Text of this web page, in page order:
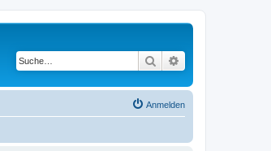
Suche
Anmelden